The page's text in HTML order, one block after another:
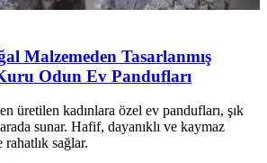
Malzemeden Tasarlanmış
Odun Ev Pandufları
üretilen kadınlara özel ev pandufları, şık
sunar. Hafif, dayanıklı ve kaymaz
sağlar.